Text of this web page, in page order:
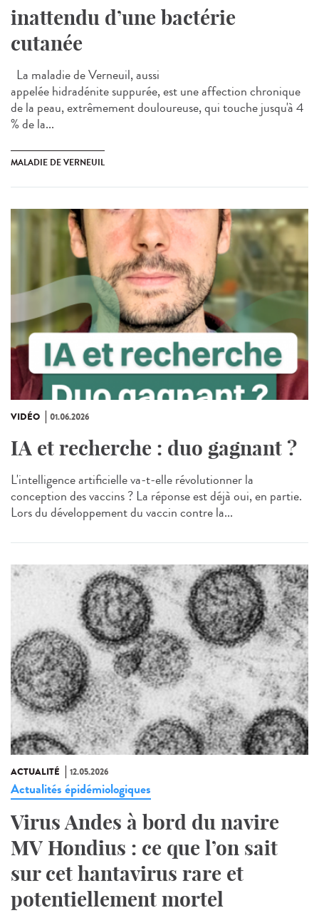
inattendu d’une bactérie
cutanée
La maladie de Verneuil, aussi
appelée hidradénite suppurée, est une affection chronique
de la peau, extrêmement douloureuse, qui touche jusqu'à 4
% de la...
MALADIE DE VERNEUIL
VIDÉO 01.06.2026
IA et recherche : duo gagnant ?
L'intelligence artificielle va-t-elle révolutionner la
conception des vaccins ? La réponse est déjà oui, en partie.
Lors du développement du vaccin contre la...
ACTUALITÉ 12.05.2026
Actualités épidémiologiques
Virus Andes à bord du navire
MV Hondius : ce que l’on sait
sur cet hantavirus rare et
potentiellement mortel